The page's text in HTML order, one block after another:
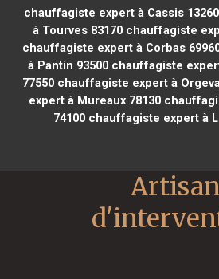
chauffagiste expert à Cassis 13260
à Tourves 83170 chauffagiste
chauffagiste expert à Corbas
à Pantin 93500chauffagiste
77550 chauffagiste expert à
expert à Mureaux 78130
74100 chauffagiste expert à
Artisan